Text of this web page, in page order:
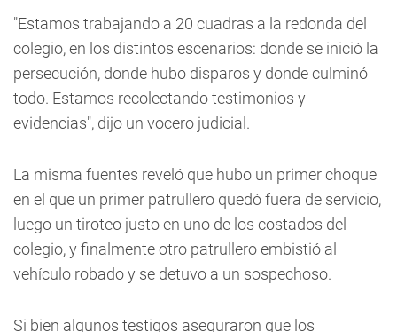
"Estamos trabajando a 20 cuadras a la redonda del
colegio, en los distintos escenarios: donde se inició la
persecución, donde hubo disparos y donde culminó
todo. Estamos recolectando testimonios y
evidencias", dijo un vocero judicial.
La misma fuentes reveló que hubo un primer choque
en el que un primer patrullero quedó fuera de servicio,
luego un tiroteo justo en uno de los costados del
colegio, y finalmente otro patrullero embistió al
vehículo robado y se detuvo a un sospechoso.
Si bien algunos testigos aseguraron que los